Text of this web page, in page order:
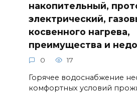
накопительный,
электрический,
косвенного нагрева,
преимущества и
0 17
Горячее водоснабжение
комфортных условий